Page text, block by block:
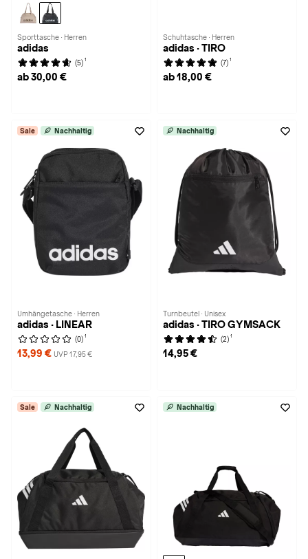
Sporttasche · Herren
adidas
(5) 1
ab 30,00 €
Schuhtasche · Herren
adidas · TIRO
(7) 1
ab 18,00 €
Sale Nachhaltig
Umhängetasche · Herren
adidas · LINEAR
(0) 1
13,99 € UVP 17,95 €
Nachhaltig
Turnbeutel · Unisex
adidas · TIRO GYMSACK
(2) 1
14,95 €
Sale Nachhaltig Nachhaltig